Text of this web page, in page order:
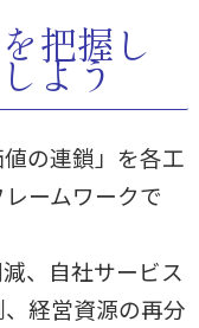
把握し
よう
の連鎖」を各工
ームワークで
、自社サービス
経営資源の再分